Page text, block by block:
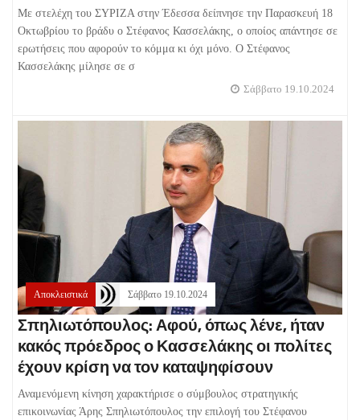
Με στελέχη του ΣΥΡΙΖΑ στην Έδεσσα δείπνησε την Παρασκευή 18
Οκτωβρίου το βράδυ ο Στέφανος Κασσελάκης, ο οποίος απάντησε σε
ερωτήσεις που αφορούν το κόμμα κι όχι μόνο. Ο Στέφανος
Κασσελάκης μίλησε σε σ
Σάββατο 19.10.2024
Αποκλειστικά Σάββατο 19.10.2024
Σπηλιωτόπουλος: Αφού, όπως λένε, ήταν
κακός πρόεδρος ο Κασσελάκης οι πολίτες
έχουν κρίση να τον καταψηφίσουν
Αναμενόμενη κίνηση χαρακτήρισε ο σύμβουλος στρατηγικής
επικοινωνίας Άρης Σπηλιωτόπουλος την επιλογή του Στέφανου